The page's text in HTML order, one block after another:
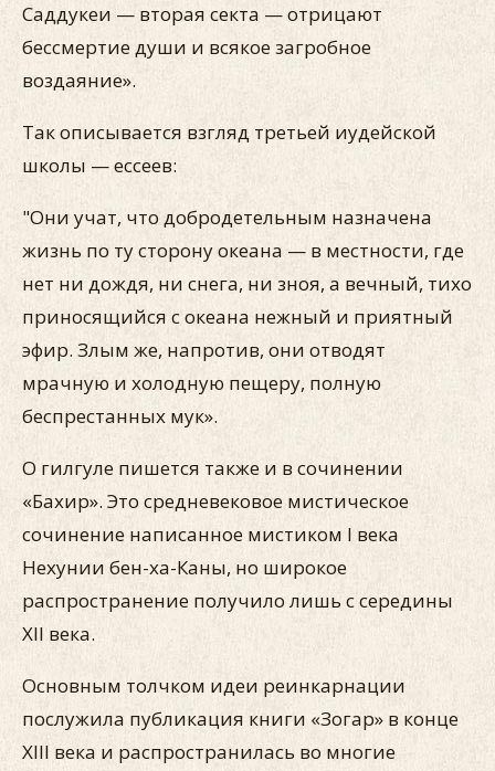
Саддукеи — вторая секта — отрицают
бессмертие души и всякое загробное
воздаяние».
Так описывается взгляд третьей иудейской
школы — ессеев:
"Они учат, что добродетельным назначена
жизнь по ту сторону океана — в местности, где
нет ни дождя, ни снега, ни зноя, а вечный, тихо
приносящийся с океана нежный и приятный
эфир. Злым же, напротив, они отводят
мрачную и холодную пещеру, полную
беспрестанных мук».
О гилгуле пишется также и в сочинении
«Бахир». Это средневековое мистическое
сочинение написанное мистиком I века
Нехунии бен-ха-Каны, но широкое
распространение получило лишь с середины
XII века.
Основным толчком идеи реинкарнации
послужила публикация книги «Зогар» в конце
XIII века и распространилась во многие